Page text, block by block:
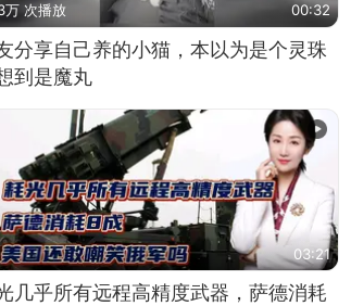
万 次播放 00:32
分享自己养的小猫，本以为是个灵珠
到是魔丸
03:21
几乎所有远程高精度武器，萨德消耗